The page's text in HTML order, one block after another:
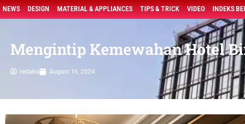
NEWS DESIGN MATERIAL & APPLIANCES TIPS & TRICK VIDEO INDEKS
Mengintip Kemewahan Hotel
redaksi August 16, 2024